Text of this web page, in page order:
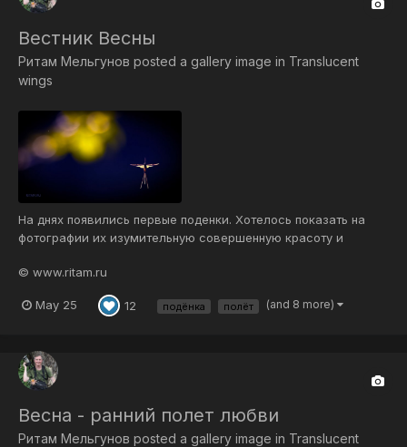
Вестник Весны
Ритам Мельгунов posted a gallery image in Translucent
wings
На днях появились первые поденки. Хотелось показать на
фотографии их изумительную совершенную красоту и
Вновь заструились с небосвода Нам ласки света и тепла…
Цветов шальные хороводы Сквозь снег вдруг порскнули
стремглав…...
© www.ritam.ru
May 25 12 подёнка полёт (and 8 more)
Весна - ранний полет любви
Ритам Мельгунов posted a gallery image in Translucent